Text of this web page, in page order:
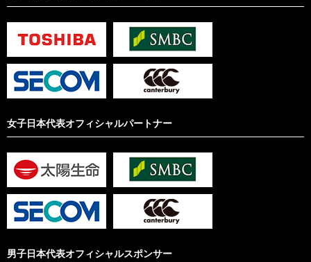
女子日本代表オフィシャルパートナー
男子日本代表オフィシャルスポンサー